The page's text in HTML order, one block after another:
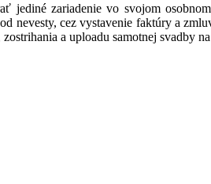
jediné zariadenie vo svojom
nevesty, cez vystavenie faktúry a
zostrihania a uploadu samotnej svadby